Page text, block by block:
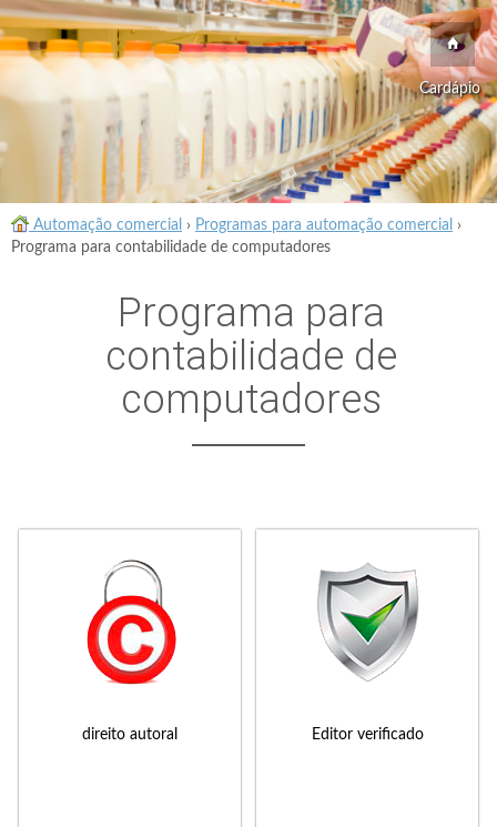
Cardápio
Automação comercial › Programas para automação comercial
›
Programa para contabilidade de computadores
Programa para
contabilidade de
computadores
direito autoral Editor verificado